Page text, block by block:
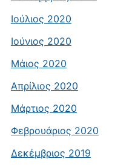
Ιούλιος 2020
Ιούνιος 2020
Μάιος 2020
Απρίλιος 2020
Μάρτιος 2020
Φεβρουάριος 2020
Δεκέμβριος 2019